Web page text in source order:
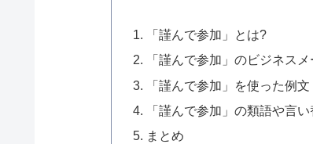
「謹んで参加」とは?
「謹んで参加」のビジネス
「謹んで参加」を使った例文
「謹んで参加」の類語や言い
まとめ